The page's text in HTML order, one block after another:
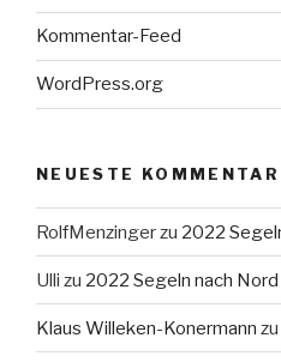
Kommentar-Feed
WordPress.org
NEUESTE
RolfMenzingerzu 2022
Ulli zu 2022 Segeln nach
Klaus Willeken-Konermann zu